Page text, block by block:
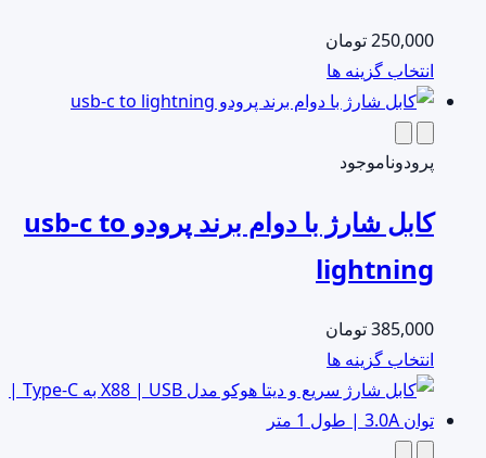
250,000تومان
انتخاب گزینه ها
محصول
می
گزینه
ممکن
است
در
صفحه
پرودوناموجود
کابل شارژ با دوام برند پرودو usb-c to
lightning
385,000تومان
انتخاب گزینه ها
محصول
دارای